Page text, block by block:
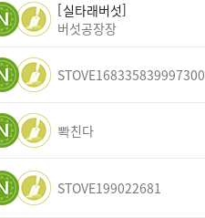
실타래버섯
버섯공장장
STOVE168335839997300
뽝친다
STOVE199022681